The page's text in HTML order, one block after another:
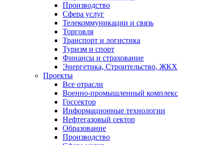
Производство
Сфера услуг
Телекоммуникации и связь
Торговля
Транспорт и логистика
Туризм и спорт
Финансы и страхование
Энергетика, Строительство, ЖКХ
Проекты
Все отрасли
Военно-промышленный комплекс
Госсектор
Информационные технологии
Нефтегазовый сектор
Образование
Производство